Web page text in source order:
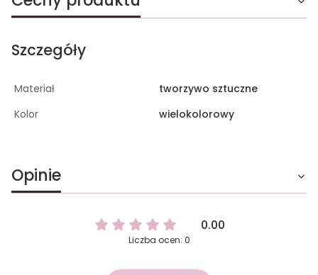
Szczegóły
Materiał
tworzywo sztuczne
Kolor
wielokolorowy
Opinie
0.00
Liczba ocen: 0